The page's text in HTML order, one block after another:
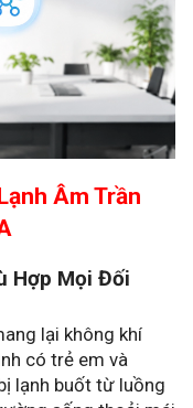
Âm Trần
Hợp Mọi Đối
lại không khí
có trẻ em và
lạnh buốt từ luồng